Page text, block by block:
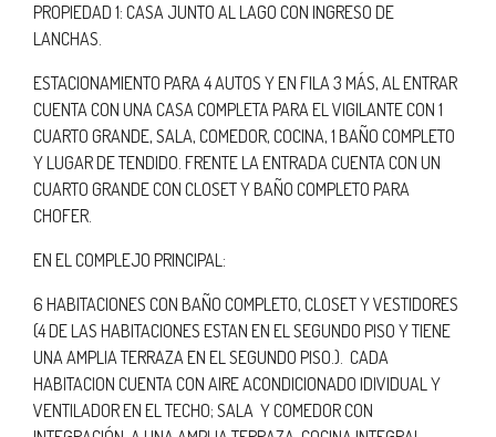
PROPIEDAD 1: CASA JUNTO AL LAGO CON INGRESO DE
LANCHAS.
ESTACIONAMIENTO PARA 4 AUTOS Y EN FILA 3 MÁS, AL ENTRAR
CUENTA CON UNA CASA COMPLETA PARA EL VIGILANTE CON 1
CUARTO GRANDE, SALA, COMEDOR, COCINA, 1 BAÑO COMPLETO
Y LUGAR DE TENDIDO. FRENTE LA ENTRADA CUENTA CON UN
CUARTO GRANDE CON CLOSET Y BAÑO COMPLETO PARA
CHOFER.
EN EL COMPLEJO PRINCIPAL:
6 HABITACIONES CON BAÑO COMPLETO, CLOSET Y VESTIDORES
(4 DE LAS HABITACIONES ESTAN EN EL SEGUNDO PISO Y TIENE
UNA AMPLIA TERRAZA EN EL SEGUNDO PISO.). CADA
HABITACION CUENTA CON AIRE ACONDICIONADO IDIVIDUAL Y
VENTILADOR EN EL TECHO; SALA Y COMEDOR CON